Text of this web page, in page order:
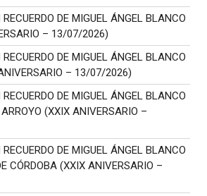
DE MIGUEL ÁNGEL BLANCO
– 13/07/2026)
DE MIGUEL ÁNGEL BLANCO
– 13/07/2026)
DE MIGUEL ÁNGEL BLANCO
(XXIX ANIVERSARIO –
DE MIGUEL ÁNGEL BLANCO
CÓRDOBA (XXIX ANIVERSARIO –